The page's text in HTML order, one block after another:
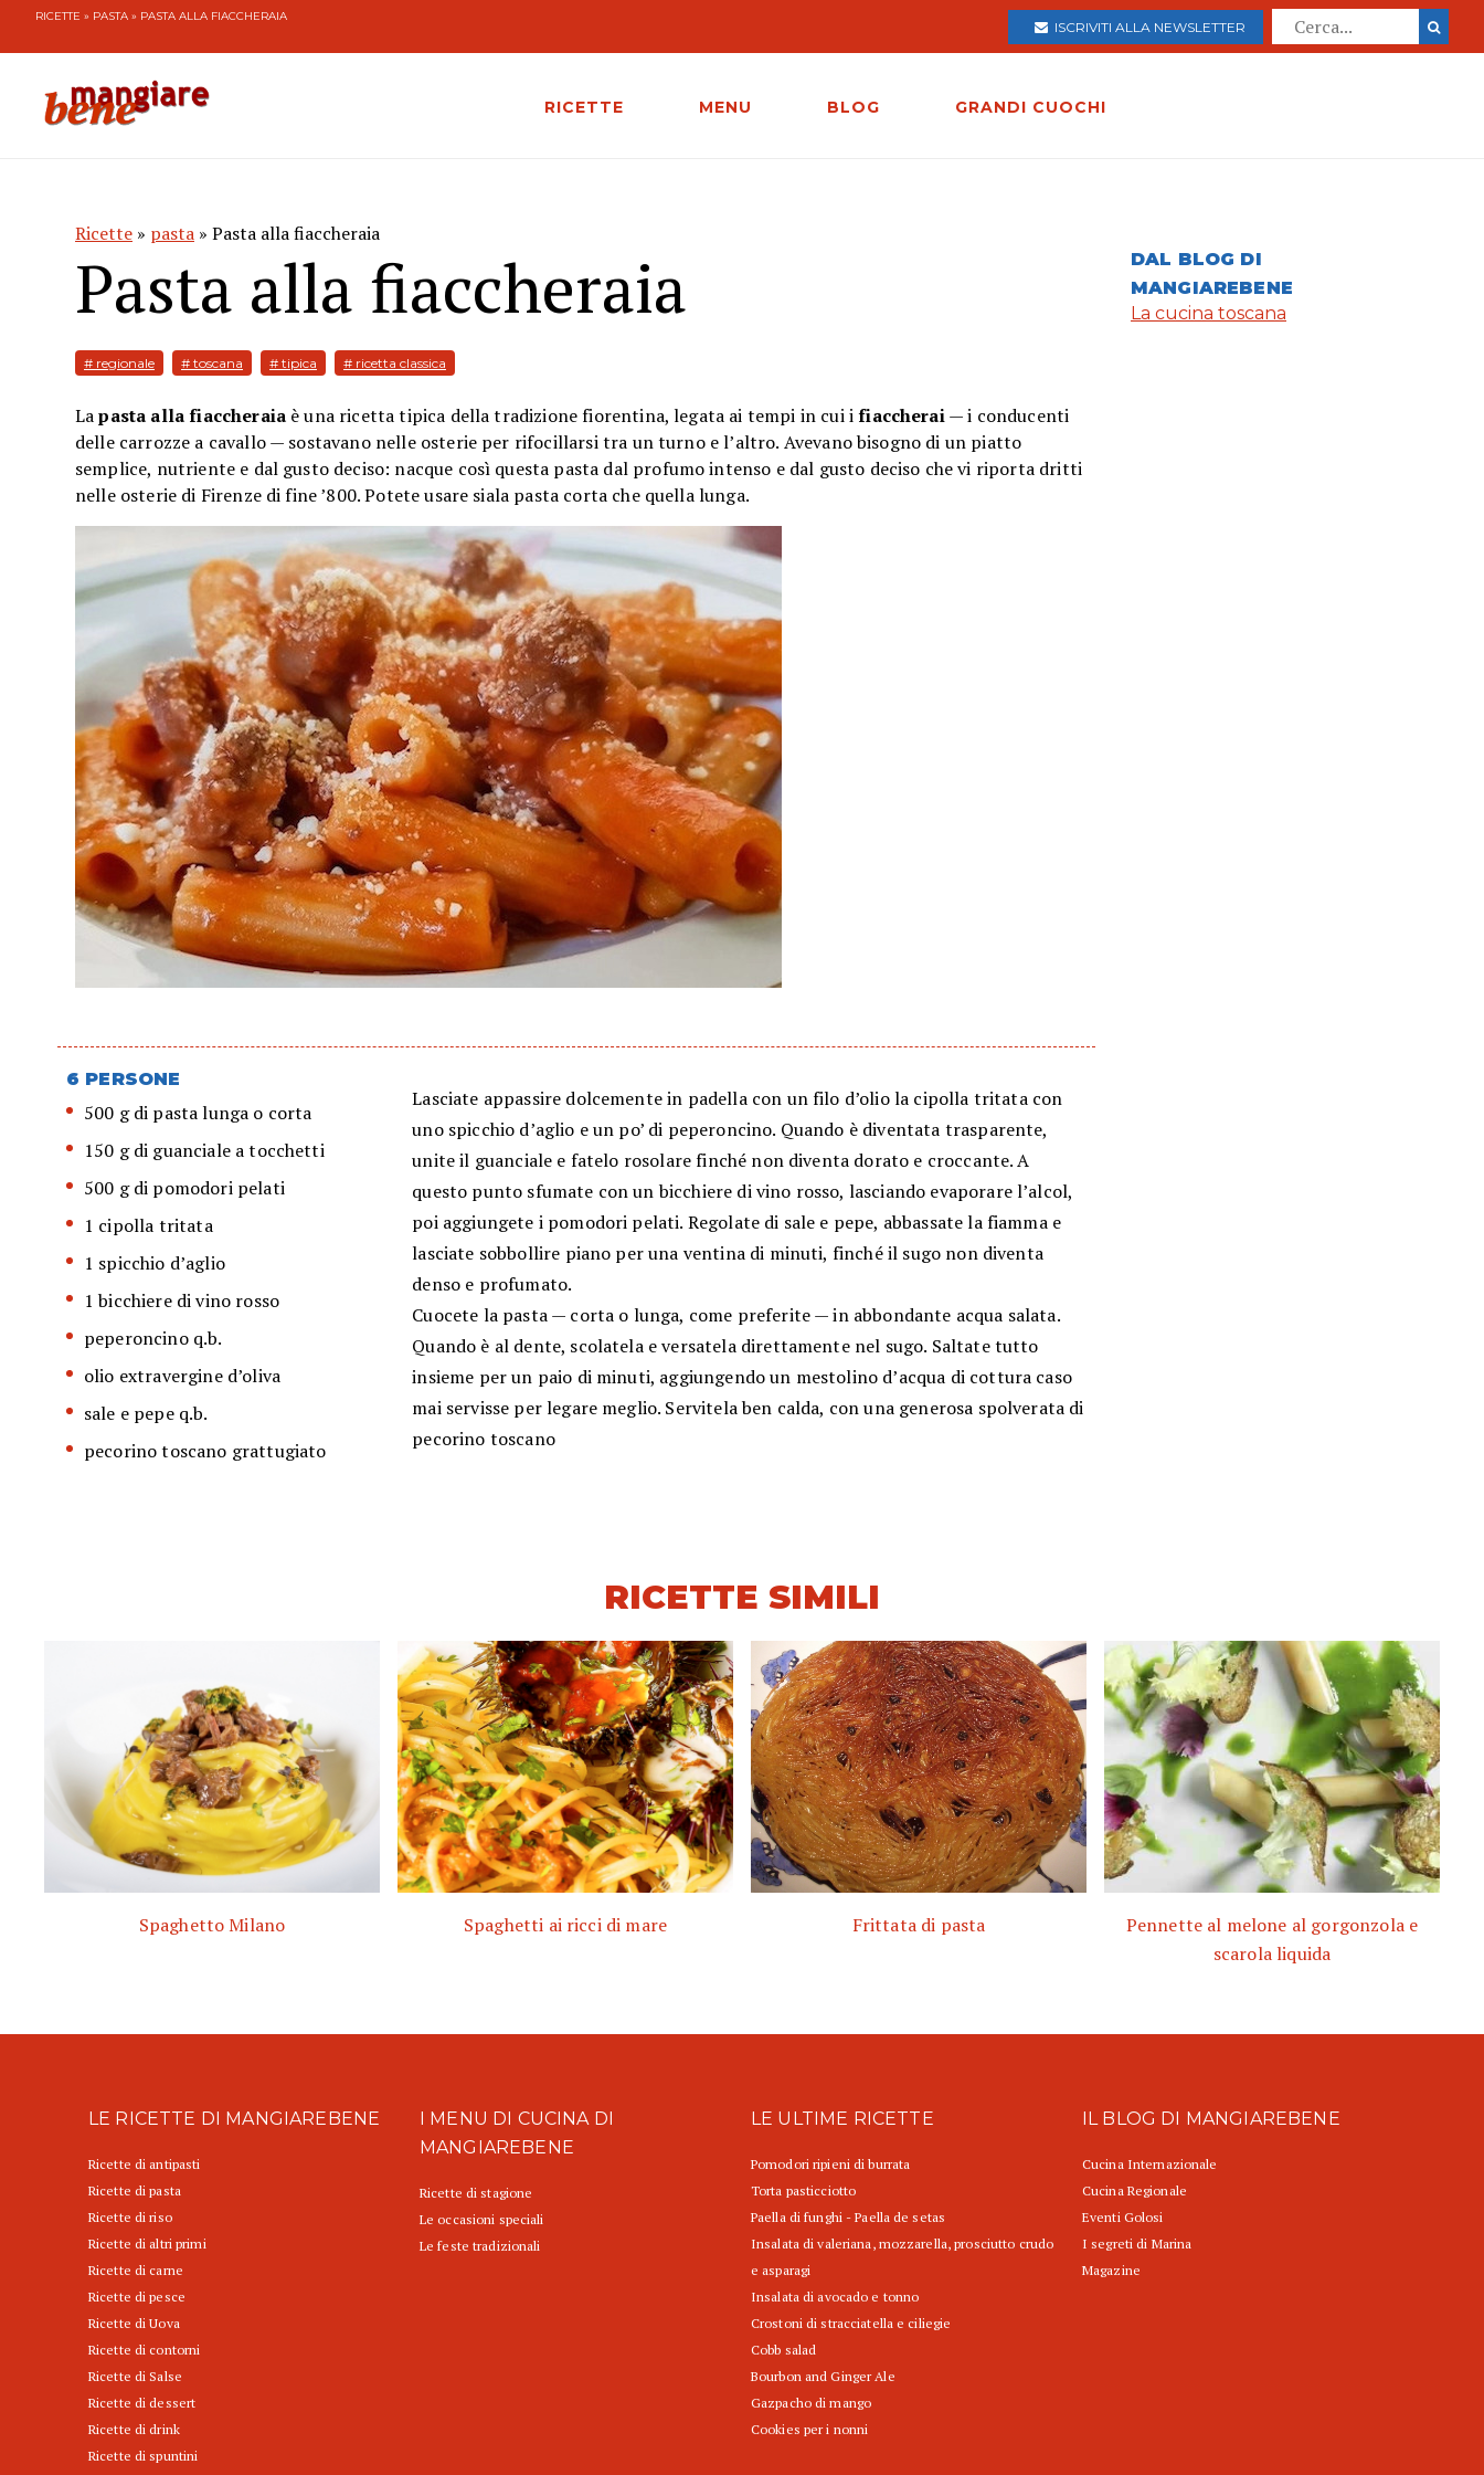
RICETTE » PASTA » PASTA ALLA FIACCHERAIA
ISCRIVITI ALLA NEWSLETTER
RICETTE MENU BLOG GRANDI CUOCHI
Ricette » pasta » Pasta alla fiaccheraia
Pasta alla fiaccheraia
# regionale # toscana # tipica # ricetta classica
Lapasta alla fiaccheraia è una ricetta tipica della tradizione fiorentina, legata ai tempi in cui ifiaccherai— i conducenti
delle carrozze a cavallo — sostavano nelle osterie per rifocillarsi tra un turno e l’altro. Avevano bisogno di un piatto
semplice, nutriente e dal gusto deciso: nacque così questa pasta dal profumo intenso e dal gusto deciso che vi riporta dritti
nelle osterie di Firenze di fine ’800. Potete usare siala pasta corta che quella lunga.
6 PERSONE
500 g di pasta lunga o corta
150 g di guanciale a tocchetti
500 g di pomodori pelati
1 cipolla tritata
1 spicchio d’aglio
1 bicchiere di vino rosso
peperoncino q.b.
olio extravergine d’oliva
sale e pepe q.b.
pecorino toscano grattugiato
Lasciate appassire dolcemente in padella con un filo d’olio la cipolla tritata con
uno spicchio d’aglio e un po’ di peperoncino. Quando è diventata trasparente,
unite il guanciale e fatelo rosolare finché non diventa dorato e croccante. A
questo punto sfumate con un bicchiere di vino rosso, lasciando evaporare l’alcol,
poi aggiungete i pomodori pelati. Regolate di sale e pepe, abbassate la fiamma e
lasciate sobbollire piano per una ventina di minuti, finché il sugo non diventa
denso e profumato.
Cuocete la pasta — corta o lunga, come preferite — in abbondante acqua salata.
Quando è al dente, scolatela e versatela direttamente nel sugo. Saltate tutto
insieme per un paio di minuti, aggiungendo un mestolino d’acqua di cottura caso
mai servisse per legare meglio. Servitela ben calda, con una generosa spolverata di
pecorino toscano
DAL BLOG DI
MANGIAREBENE
La cucina toscana
RICETTE SIMILI
Spaghetto Milano Spaghetti ai ricci di mare Frittata di pasta
Pennette al melone al gorgonzola e
scarola liquida
LE RICETTE DI MANGIAREBENE
Ricette di antipasti
Ricette di pasta
Ricette di riso
Ricette di altri primi
Ricette di carne
Ricette di pesce
Ricette di Uova
Ricette di contorni
Ricette di Salse
Ricette di dessert
Ricette di drink
Ricette di spuntini
I MENU DI CUCINA DI
MANGIAREBENE
Ricette di stagione
Le occasioni speciali
Le feste tradizionali
LE ULTIME RICETTE
Pomodori ripieni di burrata
Torta pasticciotto
Paella di funghi - Paella de setas
Insalata di valeriana, mozzarella, prosciutto crudo
e asparagi
Insalata di avocado e tonno
Crostoni di stracciatella e ciliegie
Cobb salad
Bourbon and Ginger Ale
Gazpacho di mango
Cookies per i nonni
IL BLOG DI MANGIAREBENE
Cucina Internazionale
Cucina Regionale
Eventi Golosi
I segreti di Marina
Magazine